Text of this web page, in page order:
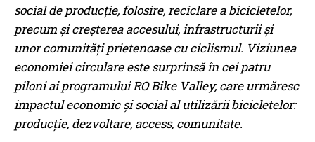
social de producţie, folosire, reciclare a bicicletelor,
precum şi creşterea accesului, infrastructurii şi
unor comunităţi prietenoase cu ciclismul. Viziunea
economiei circulare este surprinsă în cei patru
piloni ai programului RO Bike Valley, care urmăresc
impactul economic şi social al utilizării bicicletelor:
producție, dezvoltare, access, comunitate.